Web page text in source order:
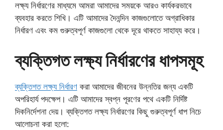
লক্ষ্য নির্ধারণের মাধ্যমে আমরা আমাদের সময়কে আরও কার্যকরভাবে
ব্যবহার করতে শিখি। এটি আমাদের দৈনন্দিন কাজগুলোতে অগ্রাধিকার
নির্ধারণ এবং কম গুরুত্বপূর্ণ কাজগুলো থেকে দূরে থাকতে সাহায্য করে।
ব্যক্তিগত লক্ষ্য নির্ধারণের ধাপসমূহ
ব্যক্তিগত লক্ষ্য নির্ধারণ করা আমাদের জীবনের উন্নতির জন্য একটি
অপরিহার্য পদক্ষেপ। এটি আমাদের স্বপ্ন পূরণের পথে একটি নির্দিষ্ট
দিকনির্দেশনা দেয়। ব্যক্তিগত লক্ষ্য নির্ধারণের কিছু গুরুত্বপূর্ণ ধাপ নিচে
আলোচনা করা হলো: